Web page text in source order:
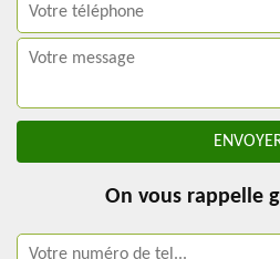
On vous rappelle